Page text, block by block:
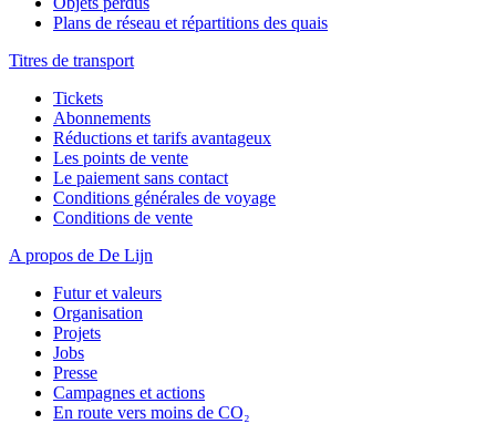
Plans de réseau et répartitions des quais
Titres de transport
Tickets
Abonnements
Réductions et tarifs avantageux
Les points de vente
Le paiement sans contact
Conditions générales de voyage
Conditions de vente
A propos de De Lijn
Futur et valeurs
Organisation
Projets
Jobs
Presse
Campagnes et actions
En route vers moins de CO₂